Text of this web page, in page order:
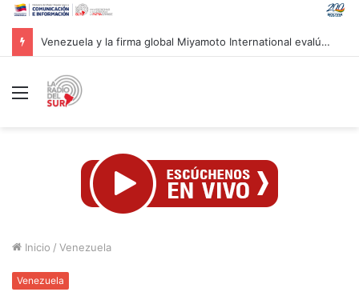
Presidenta Delcy Rodríguez evalúa alianzas de inversión en hidrocarburos con Cámara Africana de Energía
Menú
Inicio / Venezuela
Venezuela